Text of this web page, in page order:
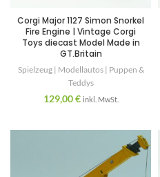
Corgi Major 1127 Simon Snorkel
Fire Engine | Vintage Corgi
Toys diecast Model Made in
GT.Britain
Spielzeug | Modellautos | Puppen &
Teddys
129,00€ inkl. MwSt.